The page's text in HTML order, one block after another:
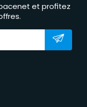
et profitez